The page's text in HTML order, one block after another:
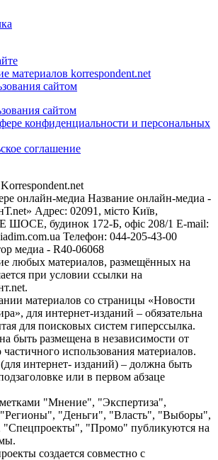
материалов korrespondent.net
сайтом
сайтом
конфиденциальности и персональных
соглашение
онлайн-медиа Название онлайн-медиа -
Адрес: 02091, місто Київ,
будинок 172-Б, офіс 208/1 E-mail:
Телефон: 044-205-43-00
медиа - R40-06068
любых материалов, размещённых на
при условии ссылки на
материалов со страницы «Новости
для интернет-изданий – обязательна
для поисковых систем гиперссылка.
быть размещена в независимости от
использования материалов.
интернет- изданий) – должна быть
или в первом абзаце
"Мнение", "Экспертиза",
"Регионы", "Деньги", "Власть", "Выборы",
"Спецпроекты", "Промо" публикуются на
создается совместно с